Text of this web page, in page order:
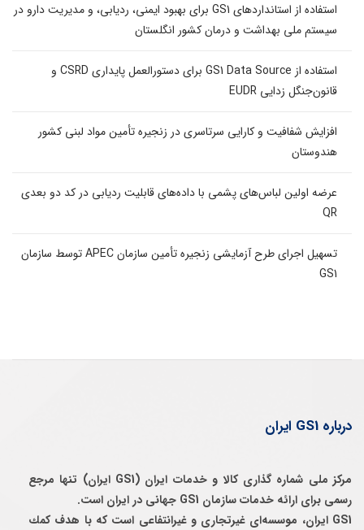
استفاده از استانداردهای GS1 برای بهبود ایمنی، ردیابی، و مدیریت دارو در
سیستم ملی بهداشت و درمان کشور انگلستان
استفاده از GS1 Data Source برای دستورالعمل پایداری CSRD و
قانون‌جنگل زدایی EUDR
افزایش شفافیت و کارایی سرتاسری در زنجیره تأمین مواد لبنی کشور
هندوستان
عرضه اولین لباس‌های پشمی با داده‌های قابلیت ردیابی در کد دو بعدی
QR
تسهیل اجرای طرح آزمایشی زنجیره تأمین سازمان APEC توسط سازمان
GS1
درباره GS1 ایران
مرکز ملی شماره گذاری کالا و خدمات ایران (GS1 ایران) تنها مرجع
رسمی برای ارائه خدمات سازمان GS1 جهانی در ایران است.
GS1 ایران، موسسه‌ای غيرتجاری و غيرانتفاعی است كه با هدف كمك